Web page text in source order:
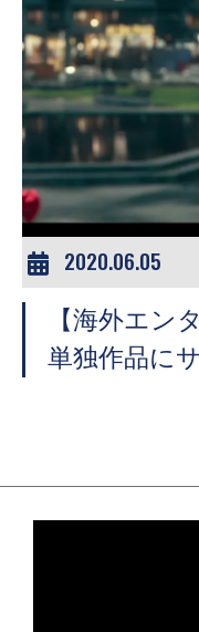
2020.06.05
【海外エン
単独作品に